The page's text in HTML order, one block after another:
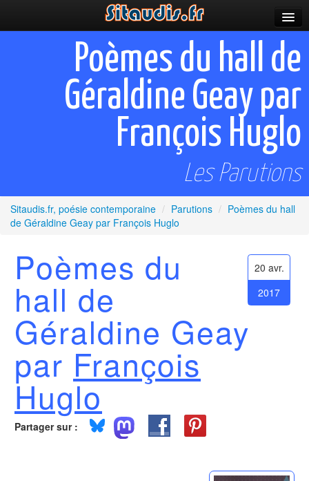
Poèmes et fictions
Prescriptions
Poèmes du hall de
Géraldine Geay par
François Huglo
Les Parutions
Sitaudis.fr, poésie contemporaine / Parutions / Poèmes du hall
de Géraldine Geay par François Huglo
20 avr.
2017
Poèmes du
hall de
Géraldine Geay
par François
Huglo
Partager sur :